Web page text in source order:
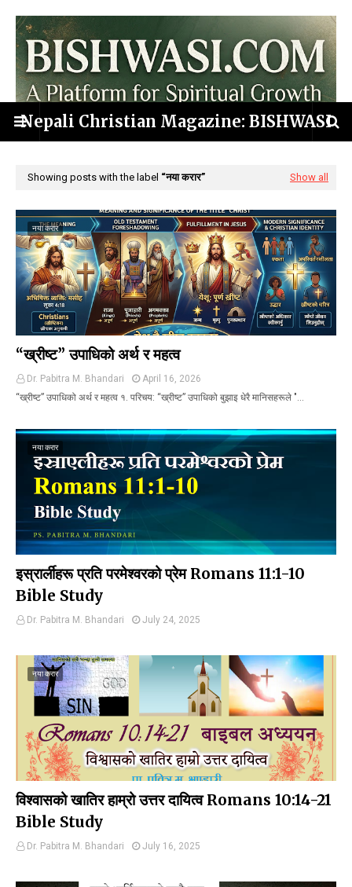
Nepali Christian Magazine: BISHWASI
Showing posts with the label नया करार Show all
नया करार
“ख्रीष्ट” उपाधिको अर्थ र महत्व
Dr. Pabitra M. Bhandari
April 16, 2026
“ख्रीष्ट” उपाधिको अर्थ र महत्व १. परिचय: “ख्रीष्ट” उपाधिको बुझाइ धेरै मानिसहरूले "…
नया करार
इस्रार्लीहरू प्रति परमेश्वरको प्रेम Romans 11:1-10
Bible Study
Dr. Pabitra M. Bhandari July 24, 2025
नया करार
विश्वासको खातिर हाम्रो उत्तर दायित्व Romans 10:14-21
Bible Study
Dr. Pabitra M. Bhandari July 16, 2025